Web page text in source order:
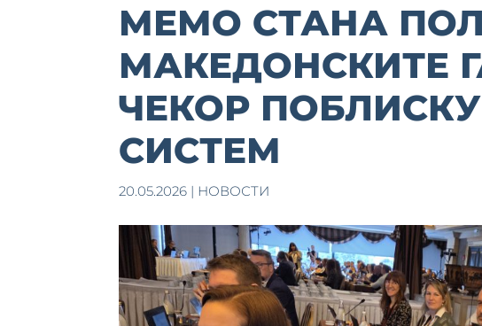
МЕМО СТАНА
МАКЕДОНСКИТЕ
ЧЕКОР
СИСТЕМ
20.05.2026 | НОВОСТИ